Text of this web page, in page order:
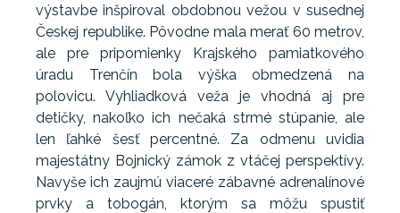
výstavbe inšpiroval obdobnou vežou v susednej
Českej republike. Pôvodne mala merať 60 metrov,
ale pre pripomienky Krajského pamiatkového
úradu Trenčín bola výška obmedzená na
polovicu. Vyhliadková veža je vhodná aj pre
detičky, nakoľko ich nečaká strmé stúpanie, ale
len ľahké šesť percentné. Za odmenu uvidia
majestátny Bojnický zámok z vtáčej perspektívy.
Navyše ich zaujmú viaceré zábavné adrenalínové
prvky a tobogán, ktorým sa môžu spustiť